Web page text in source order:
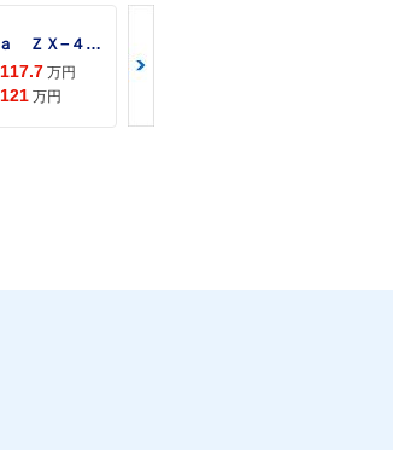
Ｎｉｎｊａ ＺＸ−４Ｒ ＳＥ
117.7 万円
121 万円